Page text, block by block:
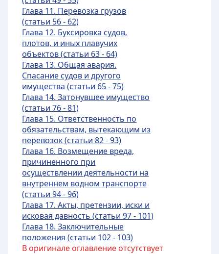
Глава 11. Перевозка грузов
(статьи 56 - 62)
Глава 12. Буксировка судов,
плотов, и иных плавучих
объектов (статьи 63 - 64)
Глава 13. Общая авария.
Спасание судов и другого
имущества (статьи 65 - 75)
Глава 14. Затонувшее имущество
(статьи 76 - 81)
Глава 15. Ответственность по
обязательствам, вытекающим из
перевозок (статьи 82 - 93)
Глава 16. Возмещение вреда,
причиненного при
осуществлении деятельности на
внутреннем водном транспорте
(статьи 94 - 96)
Глава 17. Акты, претензии, иски и
исковая давность (статьи 97 - 101)
Глава 18. Заключительные
положения (статьи 102 - 103)
В оригинале оглавление отсутствует